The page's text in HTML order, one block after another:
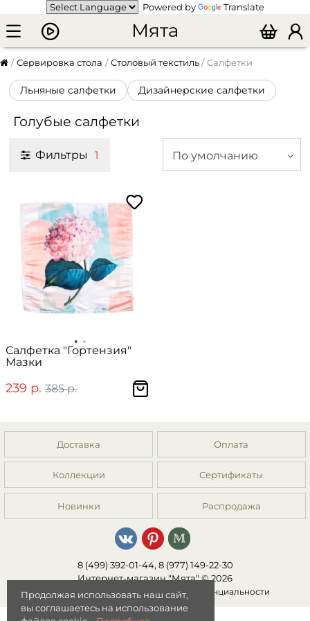
Powered by Translate
Мята
Сервировка стола Столовый текстиль Салфетки
Льняные салфетки Дизайнерские салфетки
Голубые салфетки
Фильтры 1 По умолчанию
Салфетка "Гортензия"
Мазки
239 р. 385 р.
Доставка Оплата
Коллекции Сертификаты
Новинки Распродажа
8 (499) 392-01-44, 8 (977) 149-22-30
Интернет-магазин "Мята" © 2026
Публичная оферта|Политика конфиденциальности
Продолжая использовать наш сайт,
вы соглашаетесь на использование